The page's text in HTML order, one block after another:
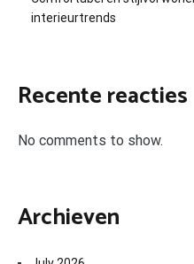
interieurtrends
Recente reacties
No comments to show.
Archieven